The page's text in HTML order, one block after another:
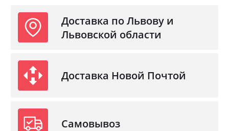
Доставка по Львову и
Львовской области
Доставка Новой Почтой
Самовывоз